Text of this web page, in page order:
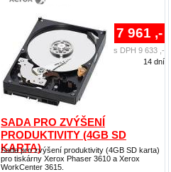
SADA PRO ZVÝŠENÍ
PRODUKTIVITY (4GB SD
KARTA)
Sada pro zvýšení produktivity (4GB SD karta)
pro tiskárny Xerox Phaser 3610 a Xerox
WorkCenter 3615.
7 961 ,-
s DPH 9 633 ,-
14 dní